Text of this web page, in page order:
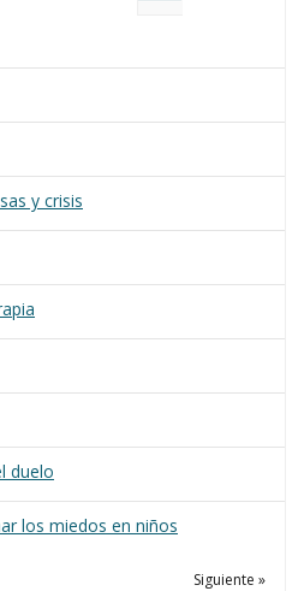
y crisis
duelo
los miedos en niños
Siguiente »